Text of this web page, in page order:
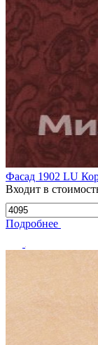
Фасад 1902 LU
Входит в
Подробнее